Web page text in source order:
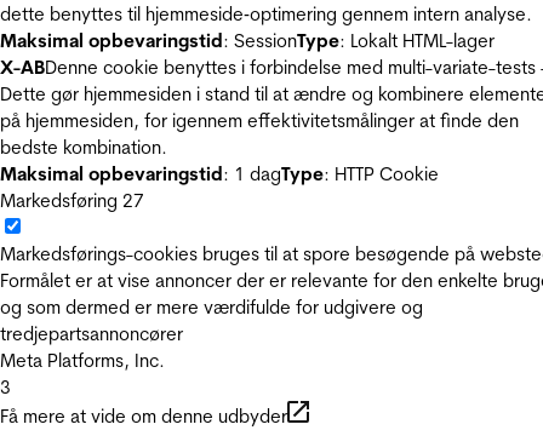
dette benyttes til hjemmeside‐optimering gennem intern analyse.
Maksimal opbevaringstid: SessionType: Lokalt HTML-lager
X-ABDenne cookie benyttes i forbindelse med multi-variate-tests
Dette gør hjemmesiden i stand til at ændre og kombinere
på hjemmesiden, for igennem effektivitetsmålinger at finde den
bedste kombination.
Maksimal opbevaringstid: 1 dagType: HTTP Cookie
Markedsføring 27
Markedsførings-cookies bruges til at spore besøgende på
Formålet er at vise annoncer der er relevante for den enkelte
og som dermed er mere værdifulde for udgivere og
tredjepartsannoncører
Meta Platforms, Inc.
3
Få mere at vide om denne udbyder